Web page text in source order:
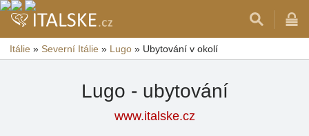
Itálie » Severní Itálie » Lugo » Ubytování v okolí
Lugo - ubytování
www.italske.cz